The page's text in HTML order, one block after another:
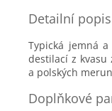
Detailní
Typická jemná
destilací z kvasu
a polských
Doplňkové